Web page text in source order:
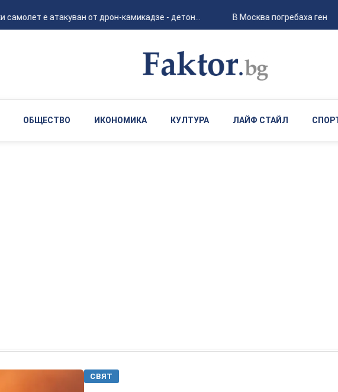
е атакуван от дрон-камикадзе - детон... В Москва погребаха
ОБЩЕСТВО ИКОНОМИКА КУЛТУРА ЛАЙФ СТАЙЛ
СВЯТ